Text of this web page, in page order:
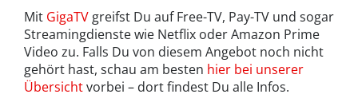
Mit GigaTV greifst Du auf Free-TV, Pay-TV und sogar
Streamingdienste wie Netflix oder Amazon Prime
Video zu. Falls Du von diesem Angebot noch nicht
gehört hast, schau am besten hier bei unserer
Übersichtvorbei – dort findest Du alle Infos.